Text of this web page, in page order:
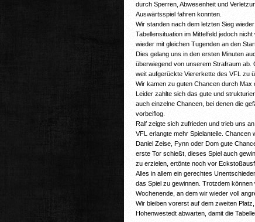
durch Sperren, Abwesenheit und
Auswärtsspiel fahren konnten.
Wir standen nach dem letzten Sieg
Tabellensituation im Mittelfeld jedoch
wieder mit gleichen Tugenden an den
Dies gelang uns in den ersten Minuten
überwiegend von unserem Strafraum ab.
weit aufgerückte Viererkette des VFL zu
Wir kamen zu guten Chancen durch
Leider zahlte sich das gute und
auch einzelne Chancen, bei denen die
vorbeiflog.
Ralf zeigte sich zufrieden und trieb uns
VFL erlangte mehr Spielanteile. Chancen
Daniel Zeise, Fynn oder Dom gute
erste Tor schießt, dieses Spiel auch
zu erzielen, ertönte noch vor
Alles in allem ein gerechtes
das Spiel zu gewinnen. Trotzdem
Wochenende, an dem wir wieder voll
Wir bleiben vorerst auf dem zweiten
Hohenwestedt abwarten, damit die